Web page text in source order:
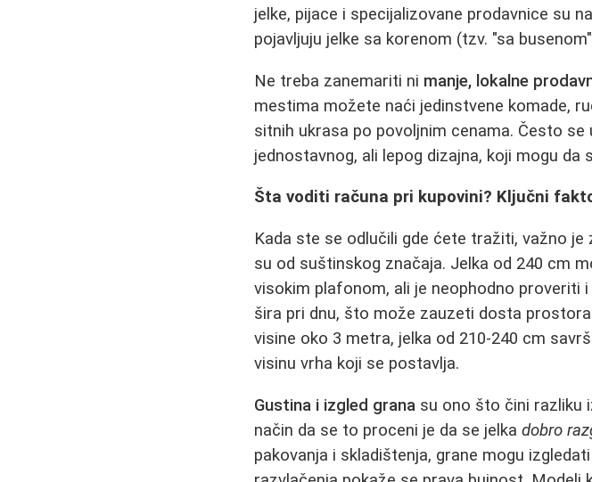
jelke, pijace i specijalizovane prodavnice su
pojavljuju jelke sa korenom (tzv. "sa
Ne treba zanemariti ni manje, lokalne
mestima možete naći jedinstvene komade,
sitnih ukrasa po povoljnim cenama. Često se
jednostavnog, ali lepog dizajna, koji mogu
Šta voditi računa pri kupovini? Ključni
Kada ste se odlučili gde ćete tražiti, važno
su od suštinskog značaja. Jelka od 240 cm
visokim plafonom, ali je neophodno proveriti
šira pri dnu, što može zauzeti dosta
visine oko 3 metra, jelka od 210-240 cm
visinu vrha koji se postavlja.
Gustina i izgled grana su ono što čini razliku
način da se to proceni je da se jelkadobro
pakovanja i skladištenja, grane mogu